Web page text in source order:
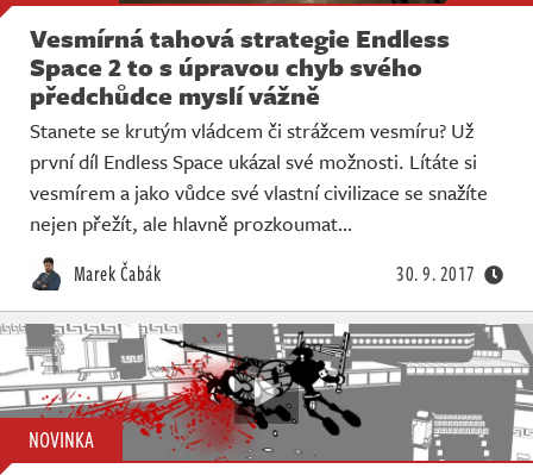
Vesmírná tahová strategie Endless
Space 2 to s úpravou chyb svého
předchůdce myslí vážně
Stanete se krutým vládcem či strážcem vesmíru? Už
první díl Endless Space ukázal své možnosti. Lítáte si
vesmírem a jako vůdce své vlastní civilizace se snažíte
nejen přežít, ale hlavně prozkoumat…
Marek Čabák 30. 9. 2017
NOVINKA